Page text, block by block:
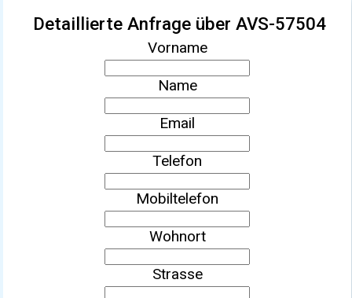
Detaillierte Anfrage über AVS-57504
Vorname
Name
Email
Telefon
Mobiltelefon
Wohnort
Strasse